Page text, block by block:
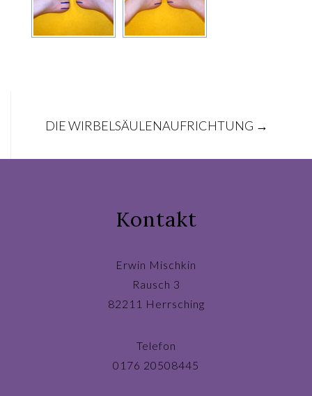
navigation
DIE WIRBELSÄULENAUFRICHTUNG →
Kontakt
Erwin Mischkin
Rausch 3
82211 Herrsching
Telefon
0176 20508445